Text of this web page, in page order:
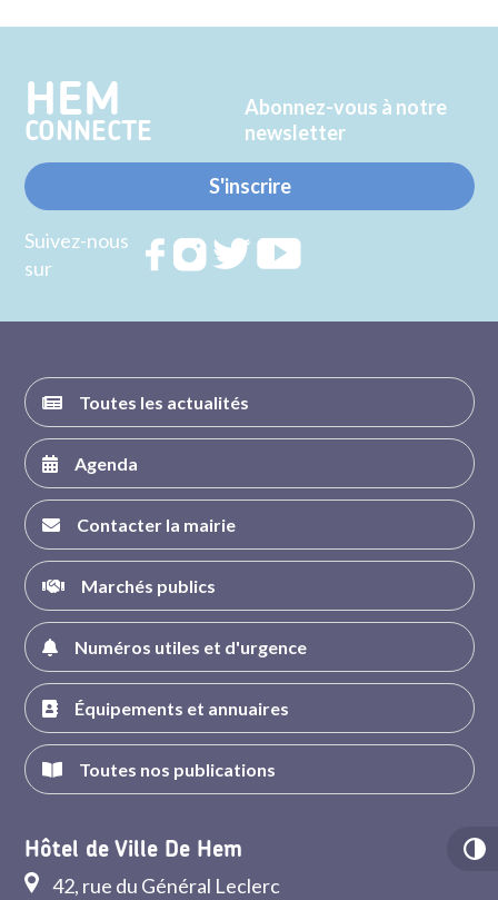
Twitter
Facebook
HEM
CONNECTE
Abonnez-vous à notre
newsletter
S'inscrire
Suivez-nous
sur
RejoignezRejoignezRejoignez
Toutes les actualités
Agenda
Contacter la mairie
Marchés publics
Numéros utiles et d'urgence
Équipements et annuaires
Toutes nos publications
Hôtel de Ville De Hem
42, rue du Général Leclerc